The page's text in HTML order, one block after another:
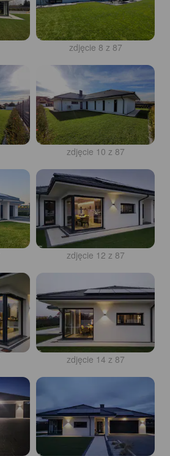
zdjęcie 8 z 87
zdjęcie 10 z 87
zdjęcie 12 z 87
zdjęcie 14 z 87